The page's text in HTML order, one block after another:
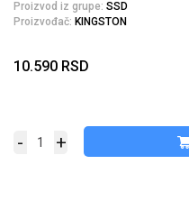
Proizvod iz grupe: SSD
Proizvođač: KINGSTON
10.590 RSD
- +